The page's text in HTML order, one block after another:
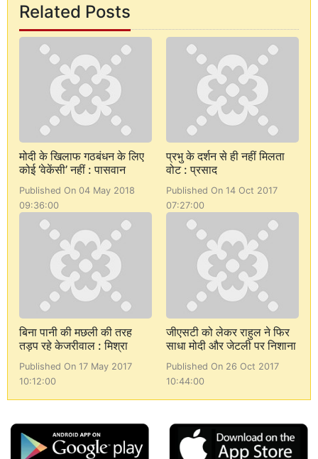
Related Posts
मोदी के खिलाफ गठबंधन के लिए
कोई ‘वेकेंसी’ नहीं : पासवान
Published On 04 May 2018
09:36:00
प्रभु के दर्शन से ही नहीं मिलता
वोट : प्रसाद
Published On 14 Oct 2017
07:27:00
बिना पानी की मछली की तरह
तड़प रहे केजरीवाल : मिश्रा
Published On 17 May 2017
10:12:00
जीएसटी को लेकर राहुल ने फिर
साधा मोदी और जेटली पर निशाना
Published On 26 Oct 2017
10:44:00